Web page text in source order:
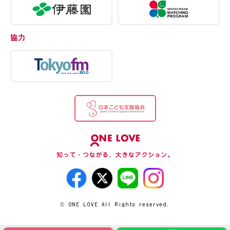
協力
© ONE LOVE All Rights reserved.